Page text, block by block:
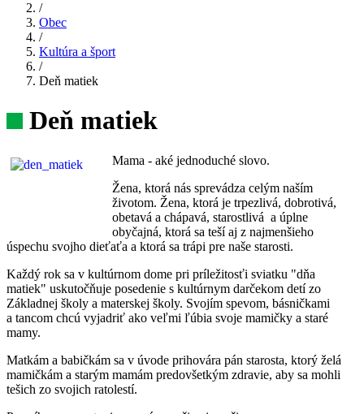
/
Obec
/
Kultúra a šport
/
Deň matiek
Deň matiek
Mama - aké jednoduché slovo.
Žena, ktorá nás sprevádza celým naším
životom. Žena, ktorá je trpezlivá, dobrotivá,
obetavá a chápavá, starostlivá a úplne
obyčajná, ktorá sa teší aj z najmenšieho
úspechu svojho dieťaťa a ktorá sa trápi pre naše starosti.
Každý rok sa v kultúrnom dome pri príležitosťi sviatku "dňa
matiek" uskutočňuje posedenie s kultúrnym darčekom detí zo
Základnej školy a materskej školy. Svojím spevom, básničkami
a tancom chcú vyjadriť ako veľmi ľúbia svoje mamičky a staré
mamy.
Matkám a babičkám sa v úvode prihovára pán starosta, ktorý želá
mamičkám a starým mamám predovšetkým zdravie, aby sa mohli
tešich zo svojich ratolestí.